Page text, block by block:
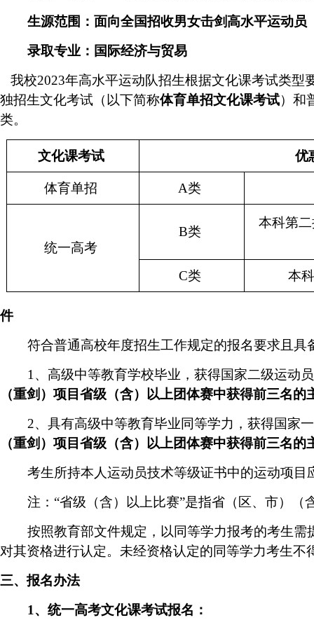
生源范围：面向全国招收男女击剑高水平运动员
录取专业：国际经济与贸易
我校2023年高水平运动队招生根据文化课考试类型
独招生文化考试（以下简称体育单招文化课考试）和
类。
文化课考试 优
体育单招 A类
统一高考
B类
本科第
C类 本
件
符合普通高校年度招生工作规定的报名要求且
1 、高级中等教育学校毕业，获得国家二级运动
（重剑）项目省级（含）以上团体赛中获得前三名
2、具有高级中等教育毕业同等学力，获得国家
（重剑）项目省级（含）以上团体赛中获得前三名
考生所持本人运动员技术等级证书中的运动项
注：“省级（含）以上比赛”是指省（区、市）（
按照教育部文件规定，以同等学力报考的考生
对其资格进行认定。未经资格认定的同等学力考生
三、报名办法
1 、统一高考文化课考试报名：